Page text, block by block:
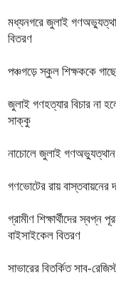
মধ্যনগরে জুলাই
বিতরণ
পঞ্চগড়ে স্কুল শিক্ষককে গাছে
জুলাই গণহত্যার বিচার না
সাক্কু
নাচোলে জুলাই
গণভোটের রায় বাস্তবায়নের
গ্রামীণ শিক্ষার্থীদের স্বপ্ন
বাইসাইকেল বিতরণ
সাভারের বিতর্কিত সাব-